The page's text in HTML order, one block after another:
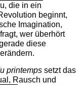
die in ein
beginnt,
Imagination,
wer überhört
diese
printempssetzt das
Rausch und